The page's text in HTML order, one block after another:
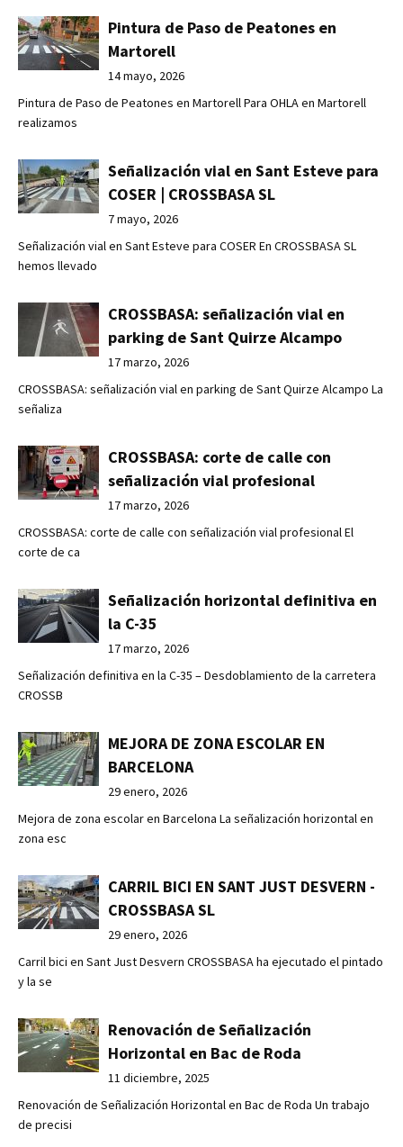
Pintura de Paso de Peatones en
Martorell
14 mayo, 2026
Pintura de Paso de Peatones en Martorell Para OHLA en Martorell
realizamos
Señalización vial en Sant Esteve para
COSER | CROSSBASA SL
7 mayo, 2026
Señalización vial en Sant Esteve para COSER En CROSSBASA SL
hemos llevado
CROSSBASA: señalización vial en
parking de Sant Quirze Alcampo
17 marzo, 2026
CROSSBASA: señalización vial en parking de Sant Quirze Alcampo La
señaliza
CROSSBASA: corte de calle con
señalización vial profesional
17 marzo, 2026
CROSSBASA: corte de calle con señalización vial profesional El
corte de ca
Señalización horizontal definitiva en
la C-35
17 marzo, 2026
Señalización definitiva en la C-35 – Desdoblamiento de la carretera
CROSSB
MEJORA DE ZONA ESCOLAR EN
BARCELONA
29 enero, 2026
Mejora de zona escolar en Barcelona La señalización horizontal en
zona esc
CARRIL BICI EN SANT JUST DESVERN -
CROSSBASA SL
29 enero, 2026
Carril bici en Sant Just Desvern CROSSBASA ha ejecutado el pintado
y la se
Renovación de Señalización
Horizontal en Bac de Roda
11 diciembre, 2025
Renovación de Señalización Horizontal en Bac de Roda Un trabajo
de precisi